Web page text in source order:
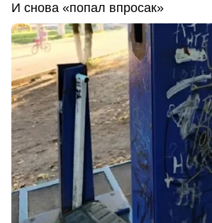
И снова «попал впросак»